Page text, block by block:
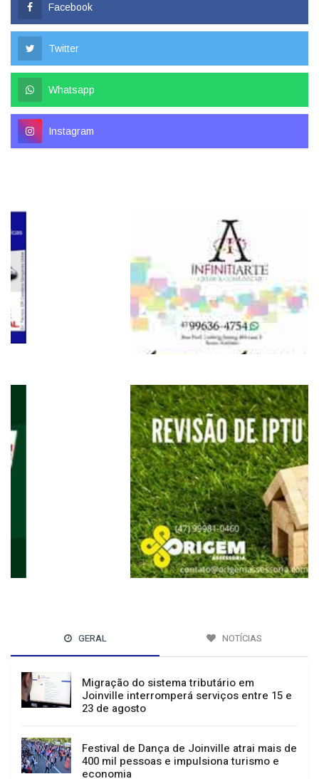
Facebook
Twitter
Whatsapp
Instagram
GERAL NOTÍCIAS
Migração do sistema tributário em
Joinville interromperá serviços entre 15 e
23 de agosto